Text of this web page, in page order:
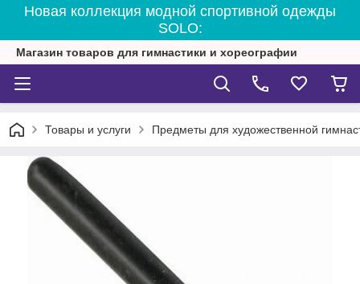
Новая коллекция модной спортивной одежды
SOLO:
Магазин товаров для гимнастики и хореографии
Товары и услуги Предметы для художественной